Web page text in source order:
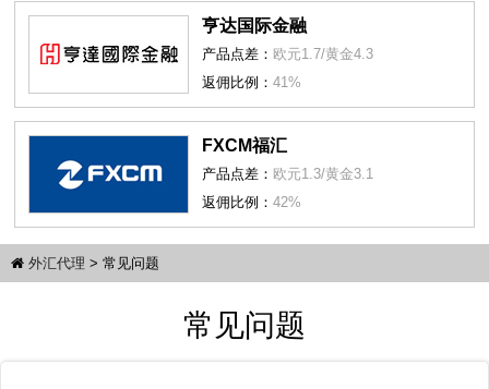
亨达国际金融
产品点差： 欧元1.7/黄金4.3
返佣比例：41%
FXCM福汇
产品点差： 欧元1.3/黄金3.1
返佣比例：42%
外汇代理 > 常见问题
常见问题